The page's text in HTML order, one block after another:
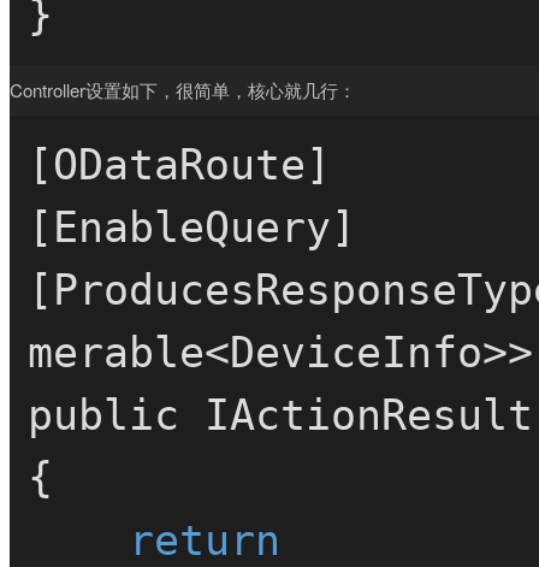
Controller设置如下，很简单，核心就几行：
[ODataRoute]
[EnableQuery]
public
{
return